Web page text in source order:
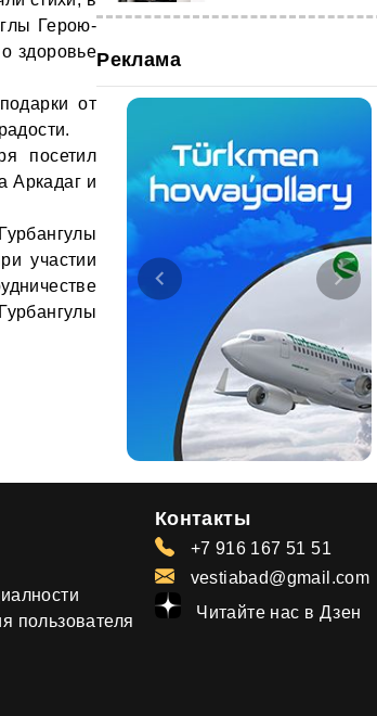
Герою-
здоровье
от
посетил
Аркадаг и
участии
Реклама
пользователя
Контакты
+7 916 167 51 51
vestiabad@gmail.com
Читайте нас в Дзен